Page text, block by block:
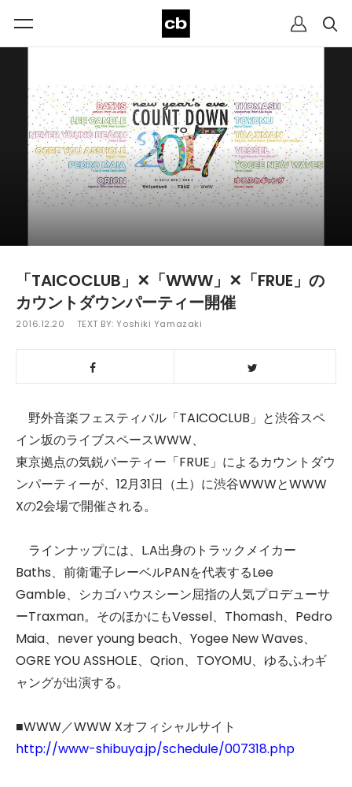
「TAICOCLUB」✕「WWW」✕「FRUE」の
カウントダウンパーティー開催
2016.12.20 TEXT BY:Yoshiki Yamazaki
野外音楽フェスティバル「TAICOCLUB」と渋谷スペ
イン坂のライブスペースWWW、
東京拠点の気鋭パーティー「FRUE」によるカウントダウ
ンパーティーが、12月31日（土）に渋谷WWWとWWW
Xの2会場で開催される。
ラインナップには、L.A出身のトラックメイカー
Baths、前衛電子レーベルPANを代表するLee
Gamble、シカゴハウスシーン屈指の人気プロデューサ
ーTraxman。そのほかにもVessel、Thomash、Pedro
Maia、never young beach、Yogee New Waves、
OGRE YOU ASSHOLE、Qrion、TOYOMU、ゆるふわギ
ャングが出演する。
■WWW／WWW Xオフィシャルサイト
http://www-shibuya.jp/schedule/007318.php